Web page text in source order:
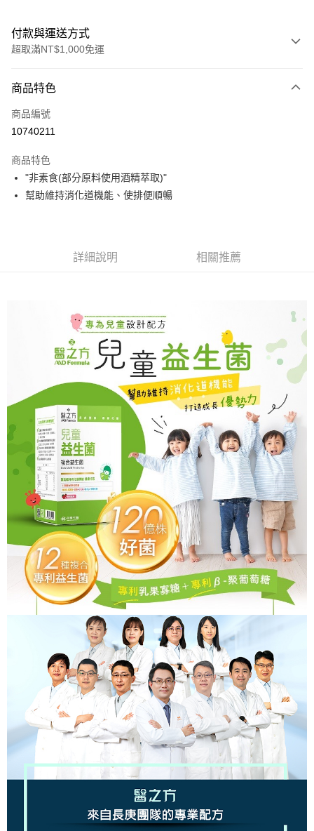
付款與運送方式
超取滿NT$1,000免運
信用卡一次付款
信用卡分期付款
合作金庫商業銀行
華南商業銀行
上海商業儲蓄銀行
台北富邦商業銀行
聯邦商業銀行
遠東國際商業銀行
台灣樂天信用卡公司
超商取貨付款
LINE Pay
【大哥付你分期使用說明】
1.本服務由台灣大哥大提供，台灣大哥大用戶可立即使用無須另外申請。
2.付款方式選擇「大哥付你分期」，訂單成立後會自動跳轉到大哥付的交易
流程，驗證手機門號後，選擇欲分期的期數、繳款截止日，確認付款後即完
成交易。
3.實際核准額度、可分期數及費用金額請依後續交易確認頁面所載為準。
4.訂單成立30分鐘內，如未前往確認交易或遇審核未通過，訂單將自動取
消。如遇「轉專審核」未通過狀況，表示未達大哥付你分期系統評分，恕無
法說明評估內容。
【繳款方式說明】
1.分期款項不併入電信帳單，「大哥付你分期」於每月結算日後寄送繳費提
醒簡訊。
2.透過簡訊連結打開帳單後，可選擇「超商條碼／台灣大直營門市／銀行轉
帳／街口支付／iPASS MONEY」等通路繳費。
【注意事項】
1.本服務係由「台灣大哥大股份有限公司」（以下簡稱本公司）所提供，讓
用戶於交易時，得透過本服務購買商品或服務，並由商店將買賣／分期付款
買賣價金債權讓與本公司後，依約使用本公司帳單繳交帳款。
2.基於同意付款使用「大哥付你分期」之契約關係目的，商店將以您的個人
資料（包含姓名、電話或地址）提供予台灣大哥大進項蒐集、處理及利用，
由本公司與您本人進行分期帳單所需資料之確認、核對及更正。
3.完整用戶服務條款，請詳閱以下連結：https://oppay.tw/userRule
相關說明
【關於「AFTEE先享後付」】
AFTEE先享後付是「在收到商品之後才付款」的支付方式。 讓您購物簡單
便利好安心！
１．簡單：不需註冊會員、不需綁卡、不需儲值。
２．便利：只要手機號碼，簡訊認證，即可結帳。
３．安心：先確認商品／服務後，再付款。
【「AFTEE先享後付」結帳流程】
１．於結帳方式選擇「AFTEE先享後付」後，將跳轉至「AFTEE先享後付」
結帳頁面，進行簡訊認證並確認金額後，即可完成結帳。
２．訂單成立數日內，您將收到繳費通知簡訊。
３．收到繳費通知簡訊後14天內，點擊此簡訊中的連結，可透過四大超商／
ATM／網路銀行／等多元方式進行付款，方視為交易完成。
※ 請注意：結帳手續完成當下不需立刻繳費，但若您需要取消訂單，請聯絡
購買商品的店家。未經商家同意取消之訂單仍視為有效，需透過AFTEE先享
後付繳納相關費用。
※ 交易是否成功請以「AFTEE先享後付 」之結帳頁面顯示為準，若有關於
是否繳費成功／繳費後需取消欲退款等相關疑問，請聯繫「AFTEE先享後付
https://netprotections.freshdesk.com/support/home
【注意事項】
１．透過由恩沛科技股份有限公司提供之「AFTEE先享後付」服務完成之交
易，需依本服務之必要範圍內提供個人資料，並將交易相關給付款項請求債
權轉讓予恩沛科技股份有限公司。
２．關於個人資料處理事宜，請瀏覽以下網址：
https://aftee.tw/terms/#terms3
３．未成年的使用者請事先徵得法定代理人或監護人之同意方可使用
「AFTEE先享後付」，若未經同意申辦者引起之損失，本公司不負相關責
４．使用「AFTEE先享後付」時，將依據個別帳號之用戶狀況，依本公司即
時審查核予不同之上限額度；若仍有額度不足之情形，本公司將視審查結果
５．嚴禁一人註冊多個帳號或使用他人資訊註冊。若發現惡意使用之情形，
恩沛科技股份有限公司將有權停止該用戶之使用額度並採取法律行動。
Hami Point
相關說明
「Hami Point」為中華電信所提供之點數服務，可於會員專區綁定中華電信
會員帳號後，即可在購物車使用 Hami Point 折抵消費金額 (1點等於1元)。
ATM付款
貨到付款
運送方式
全家取貨付款
每筆NT$90，滿NT$1,000(含以上)免運費
付款後全家取貨
每筆NT$90，滿NT$1,000(含以上)免運費
每筆NT$90，滿NT$1,000(含以上)免運費
付款後萊爾富取貨
每筆NT$90，滿NT$1,000(含以上)免運費
7-11取貨付款
每筆NT$90，滿NT$1,000(含以上)免運費
付款後7-11取貨
商品特色
商品編號
10740211
商品特色
"非素食(部分原料使用酒精萃取)"
幫助維持消化道機能、使排便順暢
詳細說明 相關推薦